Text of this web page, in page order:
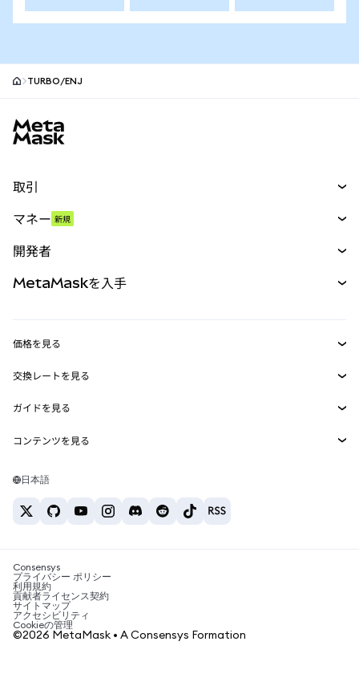
TURBO/ENJ
取引
パーペチュアル
RWA
マネー 新規
開発者
MetaMask Connect
Snaps
Web3サービス
MetaMaskを入手
セキュリティ
サポート
キャリア
お問い合わせ
価格を見る
イーサリアムの価格
Solanaの価格
Tetherの価格
交換レートを見る
ETH→USD
USDT→INR
BTC→INR
ETH→USDT
ガイドを見る
ETHの購入
USDTの購入
SHIBの購入
BNBの購入
コンテンツを見る
Solanaウォレット
税制関連ニュース
暗号資産の購入方法は？
ビットコインを売るには？
日本語
Consensys
プライバシー ポリシー
利用規約
貢献者ライセンス契約
サイトマップ
アクセシビリティ
Cookieの管理
©2026 MetaMask • A Consensys Formation